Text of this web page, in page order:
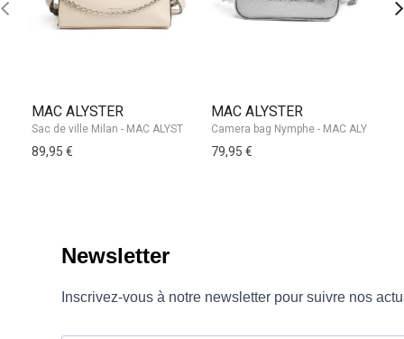
MAC ALYSTER
89,95 €
MAC ALYSTER
79,95 €